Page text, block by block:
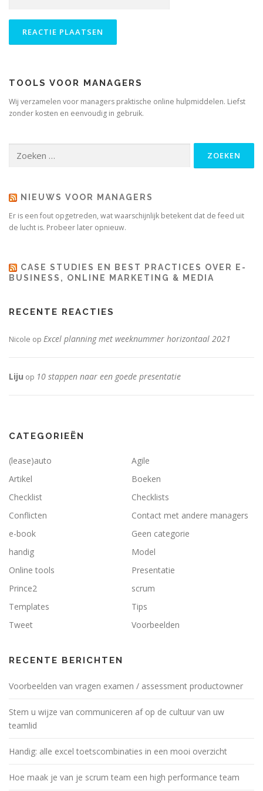
TOOLS VOOR MANAGERS
Wij verzamelen voor managers praktische online hulpmiddelen. Liefst
zonder kosten en eenvoudig in gebruik.
naar:
NIEUWS VOOR MANAGERS
Er is een fout opgetreden, wat waarschijnlijk betekent dat de feed uit
de lucht is. Probeer later opnieuw.
CASE STUDIES EN BEST PRACTICES OVER E-
BUSINESS, ONLINE MARKETING & MEDIA
RECENTE REACTIES
Nicole op Excel planning met weeknummer horizontaal 2021
Liju op 10 stappen naar een goede presentatie
CATEGORIEËN
(lease)auto
Agile
Artikel
Boeken
Checklist
Checklists
Conflicten
Contact met andere managers
e-book
Geen categorie
handig
Model
Online tools
Presentatie
Prince2
scrum
Templates
Tips
Tweet
Voorbeelden
RECENTE BERICHTEN
Voorbeelden van vragen examen / assessment productowner
Stem u wijze van communiceren af op de cultuur van uw
teamlid
Handig: alle excel toetscombinaties in een mooi overzicht
Hoe maak je van je scrum team een high performance team